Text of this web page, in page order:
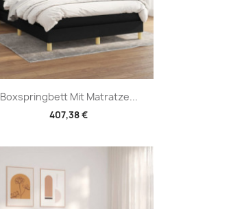
Boxspringbett Mit Matratze...
407,38 €
Vorschau